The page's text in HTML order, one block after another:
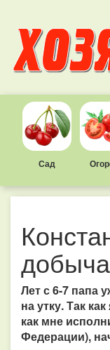
Сад
Лет с 6-7 папа
на утку. Так
как мне
Федерации),